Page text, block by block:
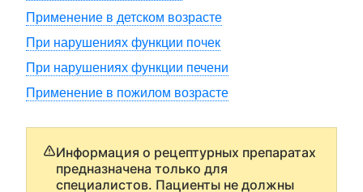
Применение в детском возрасте
При нарушениях функции почек
При нарушениях функции печени
Применение в пожилом возрасте
Информация о рецептурных препаратах
предназначена только для
специалистов. Пациенты не должны